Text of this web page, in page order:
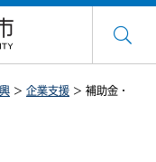
> 企業支援 > 補助金・